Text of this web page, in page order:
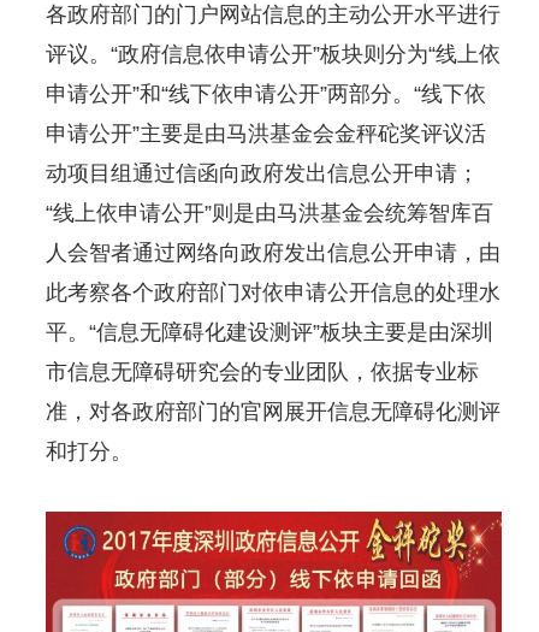
各政府部门的门户网站信息的主动公开水平进行
评议。“政府信息依申请公开”板块则分为“线上依
申请公开”和“线下依申请公开”两部分。“线下依
申请公开”主要是由马洪基金会金秤砣奖评议活
动项目组通过信函向政府发出信息公开申请；
“线上依申请公开”则是由马洪基金会统筹智库百
人会智者通过网络向政府发出信息公开申请，由
此考察各个政府部门对依申请公开信息的处理水
平。“信息无障碍化建设测评”板块主要是由深圳
市信息无障碍研究会的专业团队，依据专业标
准，对各政府部门的官网展开信息无障碍化测评
和打分。